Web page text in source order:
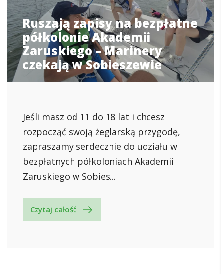
Ruszają zapisy na bezpłatne
półkolonie Akademii
Zaruskiego – Marinery
czekają w Sobieszewie
Jeśli masz od 11 do 18 lat i chcesz
rozpocząć swoją żeglarską przygodę,
zapraszamy serdecznie do udziału w
bezpłatnych półkoloniach Akademii
Zaruskiego w Sobies...
Czytaj całość